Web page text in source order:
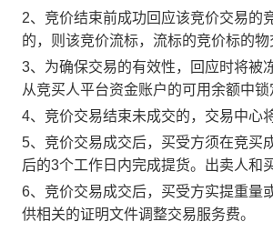
2、竞价结束前成功回应该竞价交易的
的，则该竞价流标，流标的竞价标的
3、为确保交易的有效性，回应时将被
从竞买人平台资金账户的可用余额中
4、竞价交易结束未成交的，交易中心
5、竞价交易成交后，买受方须在竞买
后的3个工作日内完成提货。出卖人和
6、竞价交易成交后，买受方实提重量
供相关的证明文件调整交易服务费。